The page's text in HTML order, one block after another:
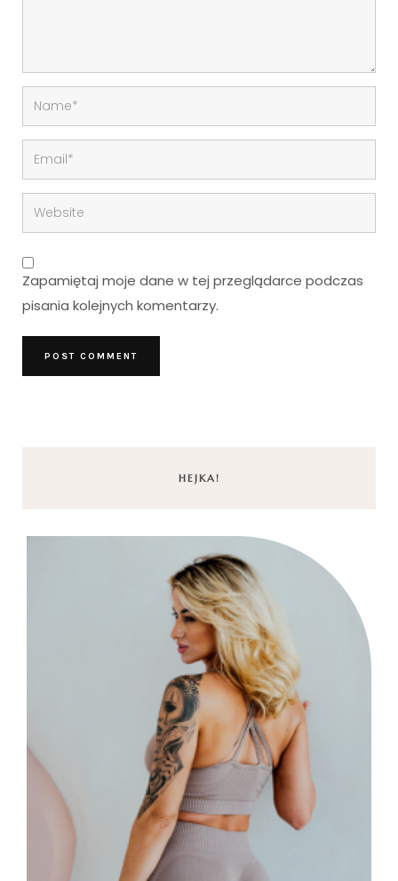
Zapamiętaj moje dane w tej przeglądarce podczas
pisania kolejnych komentarzy.
HEJKA!